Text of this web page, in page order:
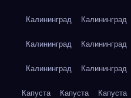
Калининград Калининград
Калининград Калининград
Калининград Калининград
Капуста Капуста Капуста